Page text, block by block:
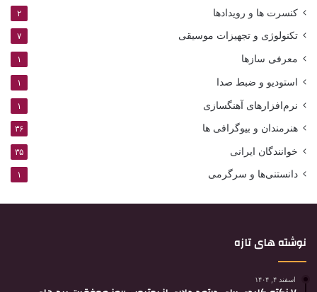
کنسرت ها و رویدادها ۲
تکنولوژی و تجهیزات موسیقی ۷
معرفی سازها ۱
استودیو و ضبط صدا ۱
نرم‌افزارهای آهنگسازی ۱
هنرمندان و بیوگرافی ها ۳۶
خوانندگان ایرانی ۳۵
دانستنی‌ها و سرگرمی ۱
نوشته های تازه
اسفند ۴, ۱۴۰۴